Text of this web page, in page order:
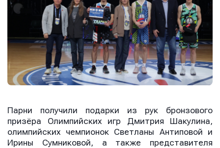
Парни получили подарки из рук бронзового
призёра Олимпийских игр Дмитрия Шакулина,
олимпийских чемпионок Светланы Антиповой и
Ирины Сумниковой, а также представителя
E-mail
Телефон
E-mail
Телефон
Имя
E-mail
Телефон